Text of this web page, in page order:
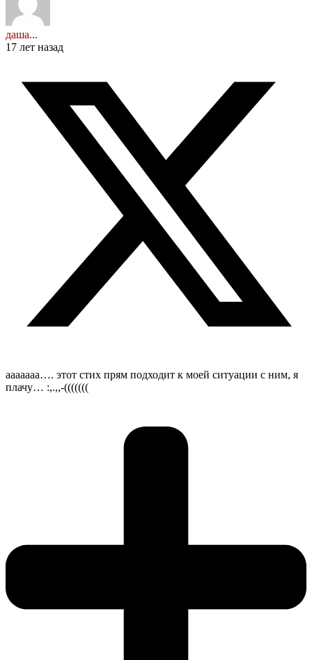
даша...
17 лет назад
ааааааа…. этот стих прям подходит к моей ситуации с ним, я
плачу… :,.,,-(((((((